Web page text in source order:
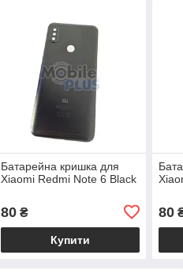
Батарейна кришка для
Xiaomi Redmi Note 6 Black
80₴
Купити
80